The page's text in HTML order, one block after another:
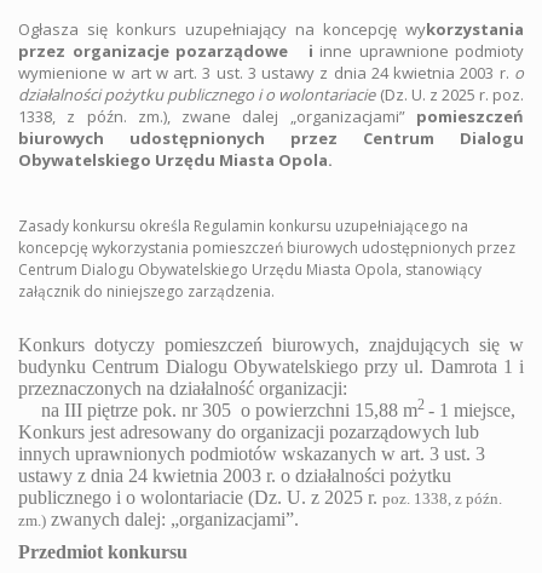
Ogłasza się konkurs uzupełniający na koncepcję wykorzystania
przez organizacje pozarządowe
i inne uprawnione podmioty
wymienione w art w art. 3 ust. 3 ustawy z dnia 24 kwietnia 2003 r. o
działalności pożytku publicznego i o wolontariacie(Dz. U. z 2025 r. poz.
1338, z późn. zm.), zwane dalej „organizacjami” pomieszczeń
biurowych udostępnionych przez Centrum Dialogu
Obywatelskiego Urzędu Miasta Opola.
Zasady konkursu określa Regulamin konkursu uzupełniającego na
koncepcję wykorzystania pomieszczeń biurowych udostępnionych przez
Centrum Dialogu Obywatelskiego Urzędu Miasta Opola, stanowiący
załącznik do niniejszego zarządzenia.
Konkurs dotyczy pomieszczeń biurowych, znajdujących się w
budynku Centrum Dialogu Obywatelskiego przy ul. Damrota 1 i
przeznaczonych na działalność organizacji:
na III piętrze pok. nr 305 o powierzchni 15,88 m2 - 1 miejsce,
Konkurs jest adresowany do organizacji pozarządowych lub
innych uprawnionych podmiotów wskazanych w art. 3 ust. 3
ustawy z dnia 24 kwietnia 2003 r. o działalności pożytku
publicznego i o wolontariacie (Dz. U. z 2025 r. poz. 1338, z późn.
zm.) zwanych dalej: „organizacjami”.
Przedmiot konkursu